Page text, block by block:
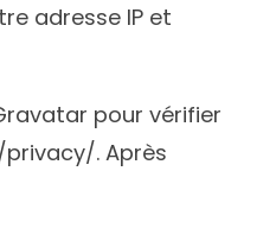
adresse IP et
pour vérifier
. Après